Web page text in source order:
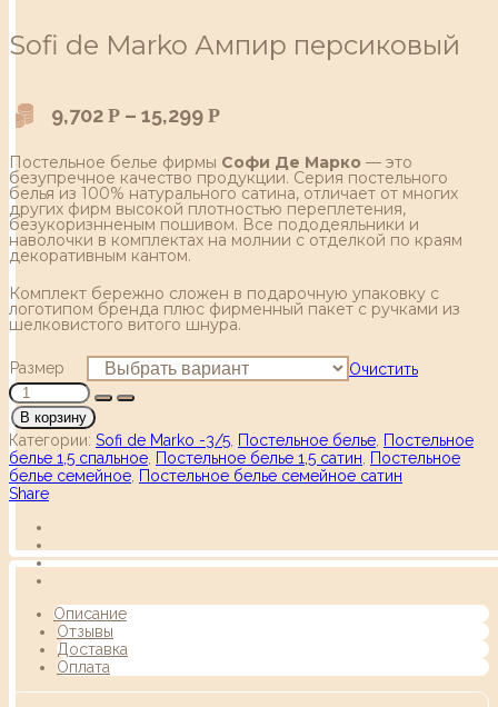
Sofi de Marko Ампир персиковый
9,702 Р – 15,299 Р
Постельное белье фирмы Софи Де Марко — это
безупречное качество продукции. Серия постельного
белья из 100% натурального сатина, отличает от многих
других фирм высокой плотностью переплетения,
безукоризнненым пошивом. Все пододеяльники и
наволочки в комплектах на молнии с отделкой по краям
декоративным кантом.
Комплект бережно сложен в подарочную упаковку с
логотипом бренда плюс фирменный пакет с ручками из
шелковистого витого шнура.
Размер Очистить
В корзину
Категории: Sofi de Marko -3/5 Постельное белье Постельное
белье 1,5 спальное Постельное белье 1,5 сатин
Постельное
белье семейное Постельное белье семейное сатин
Share
Описание
Отзывы
Доставка
Оплата